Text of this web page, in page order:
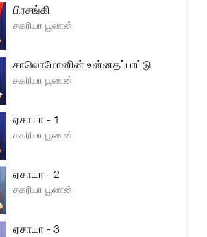
பிரசங்கி
சகரியா பூணன்
சாலொமோனின் உன்னதப்பாட்டு
சகரியா பூணன்
ஏசாயா - 1
சகரியா பூணன்
ஏசாயா - 2
சகரியா பூணன்
ஏசாயா - 3